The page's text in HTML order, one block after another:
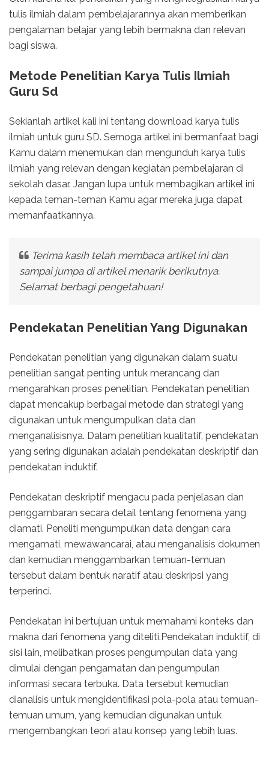
tulis ilmiah dalam pembelajarannya akan memberikan
pengalaman belajar yang lebih bermakna dan relevan
bagi siswa.
Metode Penelitian Karya Tulis Ilmiah
Guru Sd
Sekianlah artikel kali ini tentang download karya tulis
ilmiah untuk guru SD. Semoga artikel ini bermanfaat bagi
Kamu dalam menemukan dan mengunduh karya tulis
ilmiah yang relevan dengan kegiatan pembelajaran di
sekolah dasar. Jangan lupa untuk membagikan artikel ini
kepada teman-teman Kamu agar mereka juga dapat
memanfaatkannya.
Terima kasih telah membaca artikel ini dan
sampai jumpa di artikel menarik berikutnya.
Selamat berbagi pengetahuan!
Pendekatan Penelitian Yang Digunakan
Pendekatan penelitian yang digunakan dalam suatu
penelitian sangat penting untuk merancang dan
mengarahkan proses penelitian. Pendekatan penelitian
dapat mencakup berbagai metode dan strategi yang
digunakan untuk mengumpulkan data dan
menganalisisnya. Dalam penelitian kualitatif, pendekatan
yang sering digunakan adalah pendekatan deskriptif dan
pendekatan induktif.
Pendekatan deskriptif mengacu pada penjelasan dan
penggambaran secara detail tentang fenomena yang
diamati. Peneliti mengumpulkan data dengan cara
mengamati, mewawancarai, atau menganalisis dokumen
dan kemudian menggambarkan temuan-temuan
tersebut dalam bentuk naratif atau deskripsi yang
terperinci.
Pendekatan ini bertujuan untuk memahami konteks dan
makna dari fenomena yang diteliti.Pendekatan induktif, di
sisi lain, melibatkan proses pengumpulan data yang
dimulai dengan pengamatan dan pengumpulan
informasi secara terbuka. Data tersebut kemudian
dianalisis untuk mengidentifikasi pola-pola atau temuan-
temuan umum, yang kemudian digunakan untuk
mengembangkan teori atau konsep yang lebih luas.